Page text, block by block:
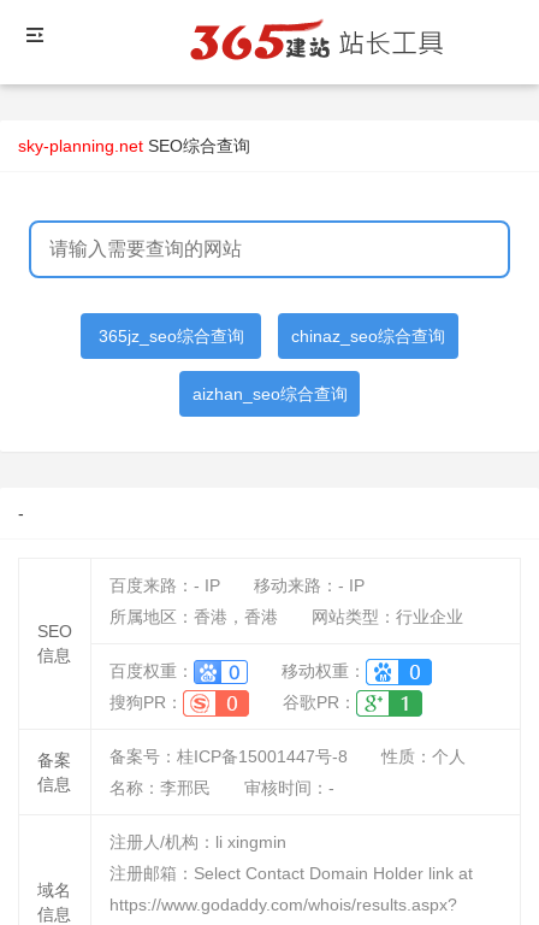
sky-planning.net SEO综合查询
365jz_seo综合查询 chinaz_seo综合查询
aizhan_seo综合查询
-
SEO
信息
百度来路： - IP 移动来路： - IP
所属地区：香港，香港
网站类型：行业企业
百度权重：
移动权重：
搜狗PR：
谷歌PR：
备案
信息
备案号：桂ICP备15001447号-8 性质： 个人
名称： 李邢民 审核时间： -
域名
信息
注册人/机构：li xingmin
注册邮箱：Select Contact Domain Holder link at
https://www.godaddy.com/whois/results.aspx?